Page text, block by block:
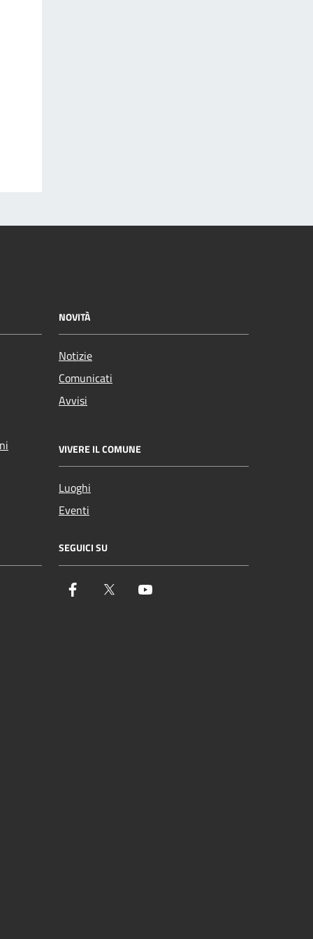
NOVITÀ
Notizie
Comunicati
Avvisi
VIVERE IL COMUNE
Luoghi
Eventi
SEGUICI SU
Facebook Twitter